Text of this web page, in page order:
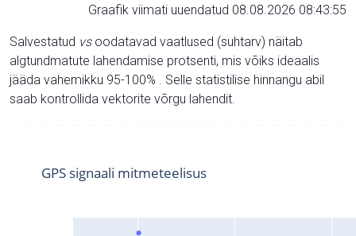
Graafik viimati uuendatud 08.08.2026 08:43:55
Salvestatud vsoodatavad vaatlused (suhtarv) näitab
algtundmatute lahendamise protsenti, mis võiks ideaalis
jääda vahemikku 95-100% . Selle statistilise hinnangu abil
saab kontrollida vektorite võrgu lahendit.
GPS signaali mitmeteelisus